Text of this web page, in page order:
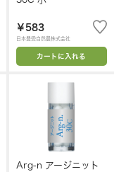
￥583
日本豊受自然農株式会社
カートに入れる
Arg-n アージニット